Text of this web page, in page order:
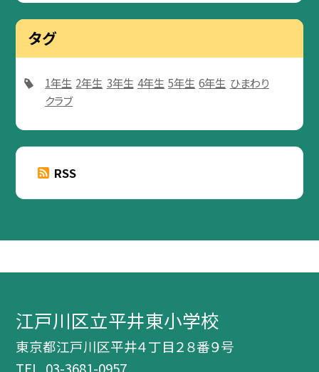
タグ
1年生 2年生 3年生 4年生 5年生 6年生 ひまわり
クラブ
RSS
江戸川区立平井東小学校
東京都江戸川区平井４丁目２８番９号